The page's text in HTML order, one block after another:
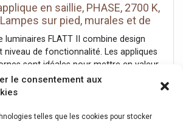
le consentement aux
telles que les cookies pour stocker
en saillie, PHASE, 2700 K,
Lampes sur pied, murales et de
plafond (extérieur)
luminaires FLATT II combine design
niveau de fonctionnalité. Les appliques
sont idéales pour mettre en valeur
les allées. Grâce à leur revêtement
marin, une répartition de la lumière
techniques: Nom du produit: FLATT
156,63 €